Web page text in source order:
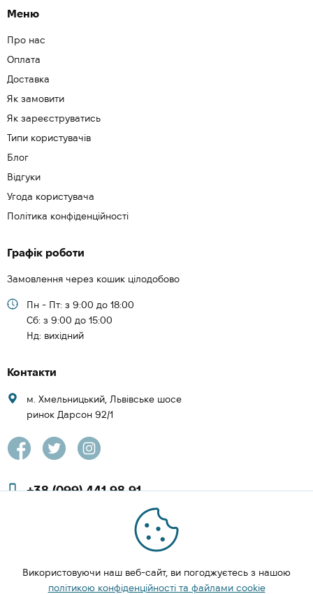
Меню
Про нас
Оплата
Доставка
Як замовити
Як зареєструватись
Типи користувачів
Блог
Відгуки
Угода користувача
Політика конфіденційності
Графік роботи
Замовлення через кошик цілодобово
Пн - Пт: з 9:00 до 18:00
Cб: з 9:00 до 15:00
Нд: вихідний
Контакти
м. Хмельницький, Львівське шосе
ринок Дарсон 92/1
+38 (099) 441 98 91
+38 (097) 423 08 00
zachesa86@gmail.com
ЗАМОВИТИ ДЗВІНОК
Використовуючи наш веб-сайт, ви погоджуєтесь з нашою
політикою конфіденційності та файлами cookie